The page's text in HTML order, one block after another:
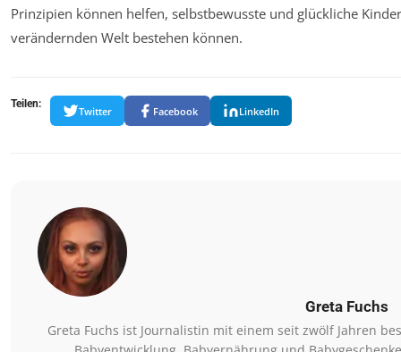
Prinzipien können helfen, selbstbewusste und glückliche
verändernden Welt bestehen können.
Teilen:
Twitter Facebook LinkedIn
Greta Fuchs
Greta Fuchs ist Journalistin mit einem seit zwölf Jahren